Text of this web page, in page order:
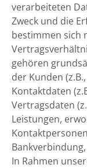
verarbeiteten
Zweck und die
bestimmen sich
gehören
der Kunden
Kontaktdaten
Vertragsdaten
Leistungen,
In Rahmen